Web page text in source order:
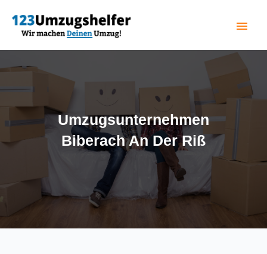
menu
Umzugsunternehmen
Biberach An Der Riß